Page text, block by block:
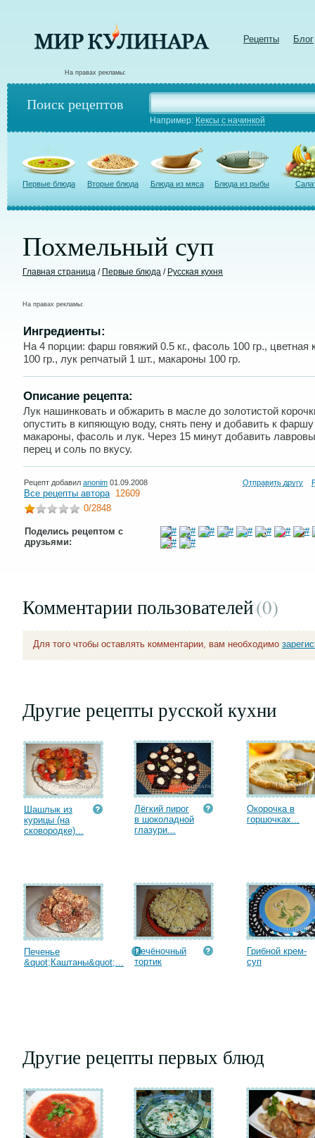
Рецепты Блог
На правах рекламы:
Поиск рецептов
Например: Кексы с начинкой
Первые блюда Вторые блюда Блюда из мяса Блюда из рыбы
Похмельный суп
Главная страница / Первые блюда / Русская кухня
На правах рекламы:
Ингредиенты:
На 4 порции: фарш говяжий 0.5 кг., фасоль 100 гр., цветная
100 гр., лук репчатый 1 шт., макароны 100 гр.
Описание рецепта:
Лук нашинковать и обжарить в масле до золотистой
опустить в кипяющую воду, снять пену и добавить к фаршу
макароны, фасоль и лук. Через 15 минут добавить
перец и соль по вкусу.
Рецепт добавил anonim 01.09.2008 Отправить другу
Все рецепты автора 12609
0/2848
Поделись рецептом с
друзьями:
Комментарии пользователей(0)
Для того чтобы оставлять комментарии, вам необходимо
Другие рецепты русской кухни
Шашлык из
курицы (на
сковородке)...
Лёгкий пирог
в шоколадной
глазури...
Окорочка в
горшочках...
Печенье
&quot;Каштаны&quot;...
Печёночный
тортик
Грибной крем-
суп
Другие рецепты первых блюд